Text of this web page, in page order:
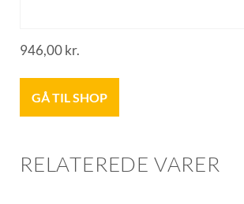
946,00kr.
GÅ TIL SHOP
RELATEREDE VARER